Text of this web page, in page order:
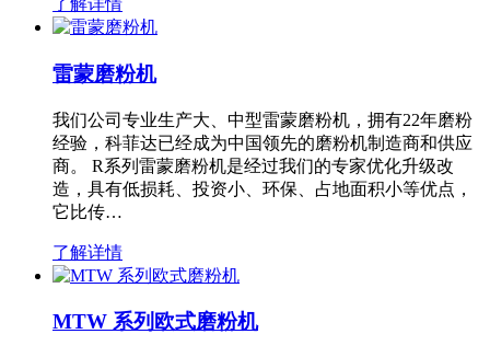
了解详情
雷蒙磨粉机
我们公司专业生产大、中型雷蒙磨粉机，拥有22年磨粉
经验，科菲达已经成为中国领先的磨粉机制造商和供应
商。 R系列雷蒙磨粉机是经过我们的专家优化升级改
造，具有低损耗、投资小、环保、占地面积小等优点，
它比传…
了解详情
MTW 系列欧式磨粉机